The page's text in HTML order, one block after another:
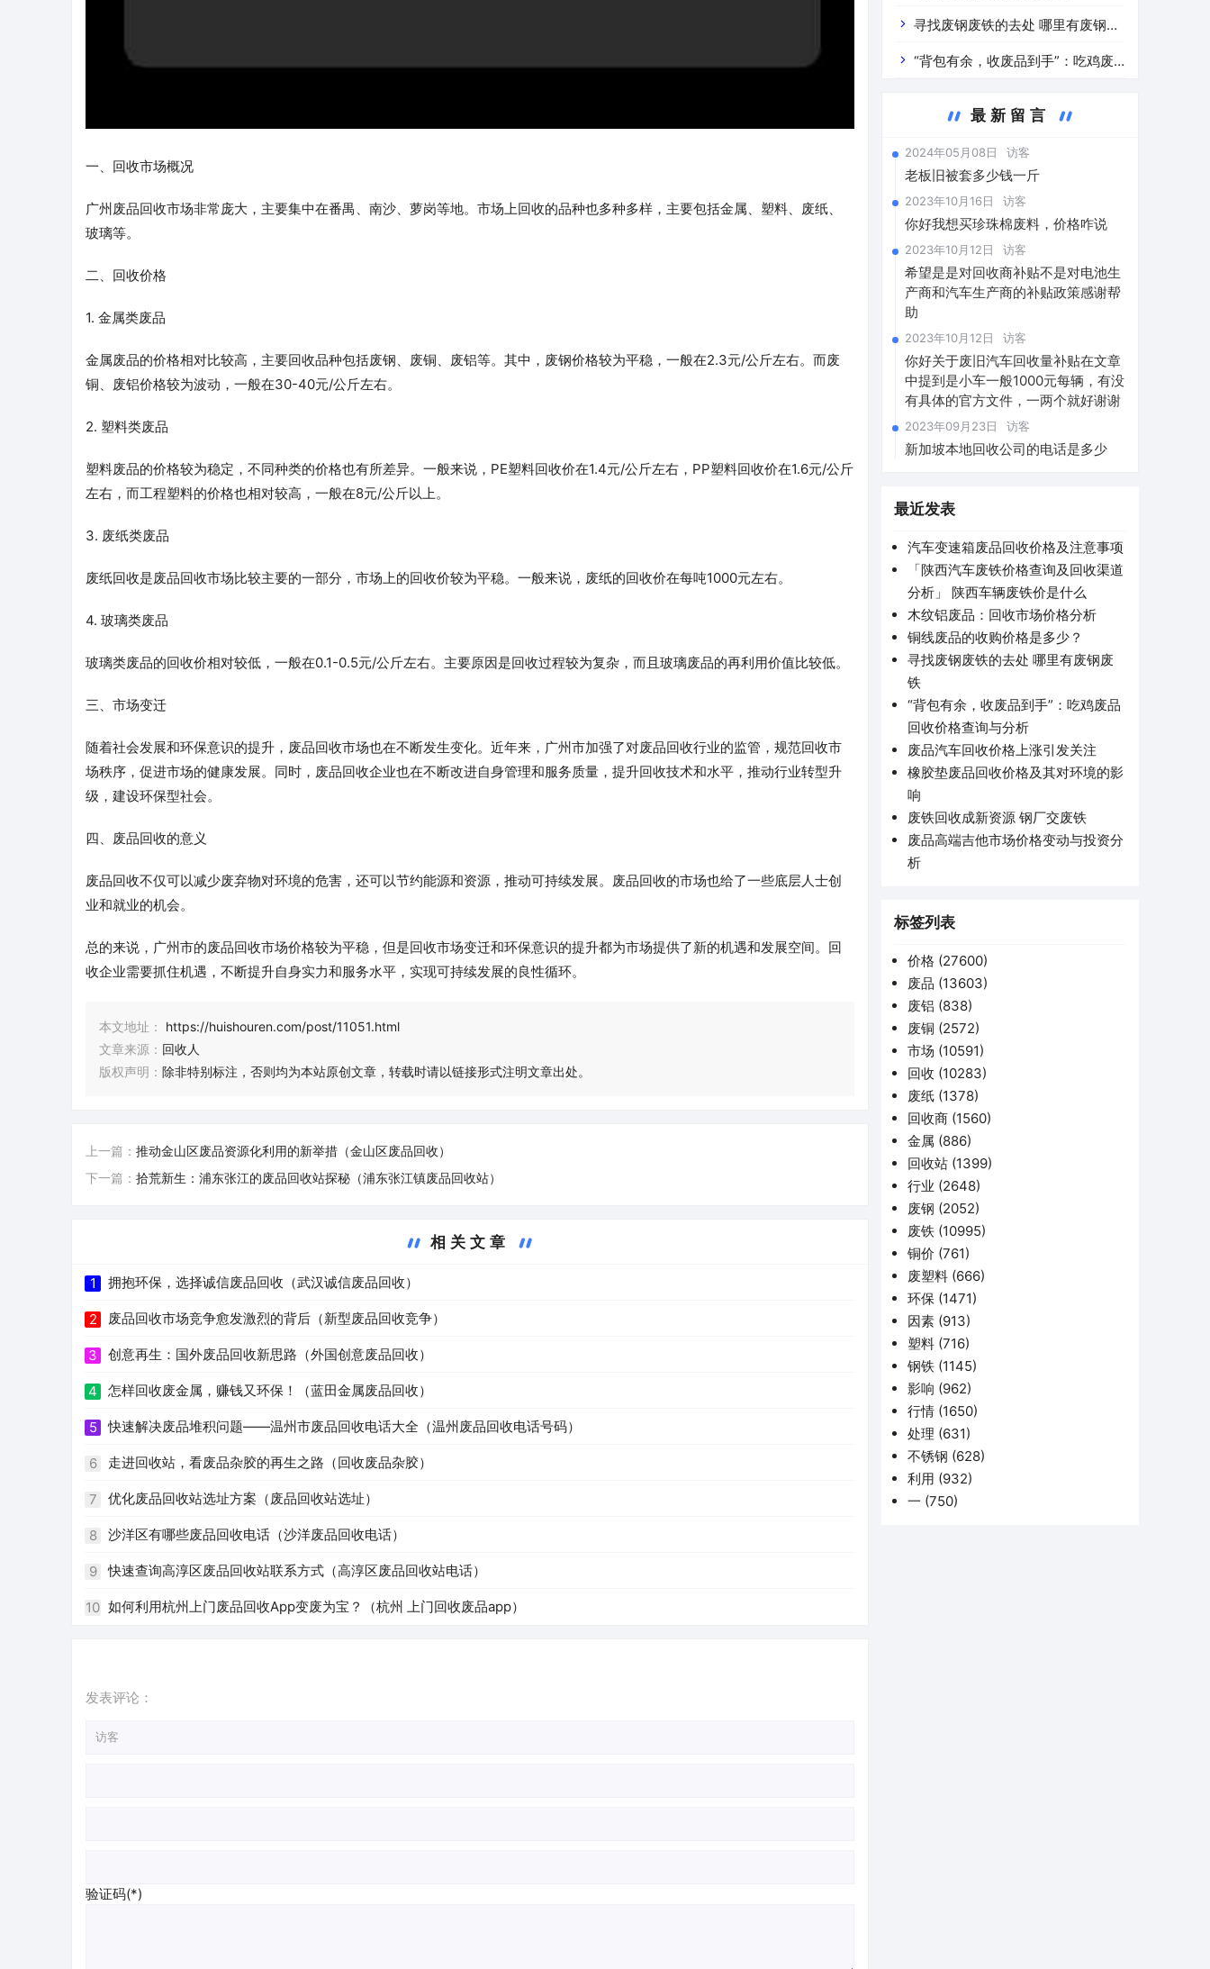
一、回收市场概况
广州废品回收市场非常庞大，主要集中在番禺、南沙、萝岗等地。市场上回收的品种也多种多样，主要包括金属、塑料、废纸、
玻璃等。
二、回收价格
1. 金属类废品
金属废品的价格相对比较高，主要回收品种包括废钢、废铜、废铝等。其中，废钢价格较为平稳，一般在2.3元/公斤左右。而废
铜、废铝价格较为波动，一般在30-40元/公斤左右。
2. 塑料类废品
塑料废品的价格较为稳定，不同种类的价格也有所差异。一般来说，PE塑料回收价在1.4元/公斤左右，PP塑料回收价在1.6元/公斤
左右，而工程塑料的价格也相对较高，一般在8元/公斤以上。
3. 废纸类废品
废纸回收是废品回收市场比较主要的一部分，市场上的回收价较为平稳。一般来说，废纸的回收价在每吨1000元左右。
4. 玻璃类废品
玻璃类废品的回收价相对较低，一般在0.1-0.5元/公斤左右。主要原因是回收过程较为复杂，而且玻璃废品的再利用价值比较低。
三、市场变迁
随着社会发展和环保意识的提升，废品回收市场也在不断发生变化。近年来，广州市加强了对废品回收行业的监管，规范回收市
场秩序，促进市场的健康发展。同时，废品回收企业也在不断改进自身管理和服务质量，提升回收技术和水平，推动行业转型升
级，建设环保型社会。
四、废品回收的意义
废品回收不仅可以减少废弃物对环境的危害，还可以节约能源和资源，推动可持续发展。废品回收的市场也给了一些底层人士创
业和就业的机会。
总的来说，广州市的废品回收市场价格较为平稳，但是回收市场变迁和环保意识的提升都为市场提供了新的机遇和发展空间。回
收企业需要抓住机遇，不断提升自身实力和服务水平，实现可持续发展的良性循环。
本文地址：
https://huishouren.com/post/11051.html
文章来源： 回收人
版权声明： 除非特别标注，否则均为本站原创文章，转载时请以链接形式注明文章出处。
上一篇： 推动金山区废品资源化利用的新举措（金山区废品回收）
下一篇： 拾荒新生：浦东张江的废品回收站探秘（浦东张江镇废品回收站）
相关文章
1 拥抱环保，选择诚信废品回收（武汉诚信废品回收）
2 废品回收市场竞争愈发激烈的背后（新型废品回收竞争）
3 创意再生：国外废品回收新思路（外国创意废品回收）
4 怎样回收废金属，赚钱又环保！（蓝田金属废品回收）
5 快速解决废品堆积问题——温州市废品回收电话大全（温州废品回收电话号码）
6 走进回收站，看废品杂胶的再生之路（回收废品杂胶）
7 优化废品回收站选址方案（废品回收站选址）
8 沙洋区有哪些废品回收电话（沙洋废品回收电话）
9 快速查询高淳区废品回收站联系方式（高淳区废品回收站电话）
10 如何利用杭州上门废品回收App变废为宝？（杭州 上门回收废品app）
发表评论：
验证码(*)
寻找废钢废铁的去处 哪里有废钢废
铁 “背包有余，收废品到手”：吃鸡废
最新留言
2024年05月08日 访客
老板旧被套多少钱一斤
2023年10月16日 访客
你好我想买珍珠棉废料，价格咋说
2023年10月12日 访客
希望是是对回收商补贴不是对电池生
产商和汽车生产商的补贴政策感谢帮
助
2023年10月12日 访客
你好关于废旧汽车回收量补贴在文章
中提到是小车一般1000元每辆，有没
有具体的官方文件，一两个就好谢谢
2023年09月23日 访客
新加坡本地回收公司的电话是多少
最近发表
汽车变速箱废品回收价格及注意事项
「陕西汽车废铁价格查询及回收渠道
分析」 陕西车辆废铁价是什么
木纹铝废品：回收市场价格分析
铜线废品的收购价格是多少？
寻找废钢废铁的去处 哪里有废钢废
铁
“背包有余，收废品到手”：吃鸡废品
回收价格查询与分析
废品汽车回收价格上涨引发关注
橡胶垫废品回收价格及其对环境的影
响
废铁回收成新资源 钢厂交废铁
废品高端吉他市场价格变动与投资分
析
标签列表
价格 (27600)
废品 (13603)
废铝 (838)
废铜 (2572)
市场 (10591)
回收 (10283)
废纸 (1378)
回收商 (1560)
金属 (886)
回收站 (1399)
行业 (2648)
废钢 (2052)
废铁 (10995)
铜价 (761)
废塑料 (666)
环保 (1471)
因素 (913)
塑料 (716)
钢铁 (1145)
影响 (962)
行情 (1650)
处理 (631)
不锈钢 (628)
利用 (932)
一 (750)